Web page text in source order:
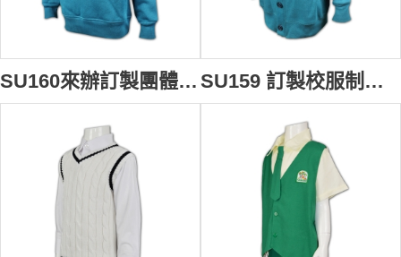
SU160來辦訂製團體班衫制服 量身訂造小學團體班衫 訂購團體班衫 訂製團體班衫專門店 SU159 訂製校服制服 訂購小學外套制服 量身訂造校服 自訂校服供應商HK